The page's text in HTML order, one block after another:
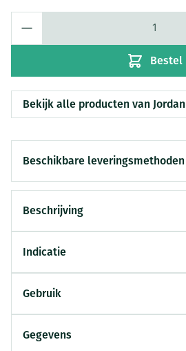
Bestel
Bekijk alle producten van Jordan
Beschikbare leveringsmethoden
Beschrijving
Indicatie
Gebruik
Gegevens